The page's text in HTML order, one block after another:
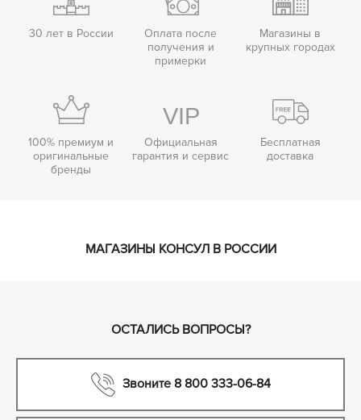
30 лет в России
Оплата после
получения и
примерки
Магазины в
крупных городах
100% премиум и
оригинальные
бренды
Официальная
гарантия и сервис
Бесплатная
доставка
МАГАЗИНЫ КОНСУЛ В РОССИИ
ОСТАЛИСЬ ВОПРОСЫ?
Звоните 8 800 333-06-84